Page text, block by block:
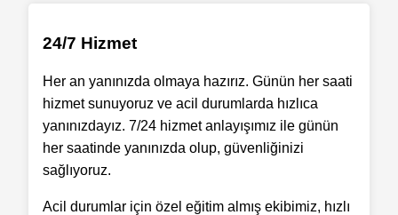
24/7 Hizmet
Her an yanınızda olmaya hazırız. Günün her saati
hizmet sunuyoruz ve acil durumlarda hızlıca
yanınızdayız. 7/24 hizmet anlayışımız ile günün
her saatinde yanınızda olup, güvenliğinizi
sağlıyoruz.
Acil durumlar için özel eğitim almış ekibimiz, hızlı